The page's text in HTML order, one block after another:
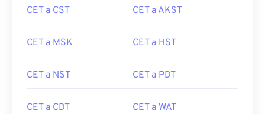
CET a CST CET a AKST
CET a MSK CET a HST
CET a NST CET a PDT
CET a CDT CET a WAT